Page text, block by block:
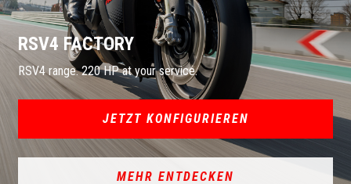
RSV4 FACTORY
RSV4 range. 220 HP at your service.
JETZT KONFIGURIEREN
MEHR ENTDECKEN